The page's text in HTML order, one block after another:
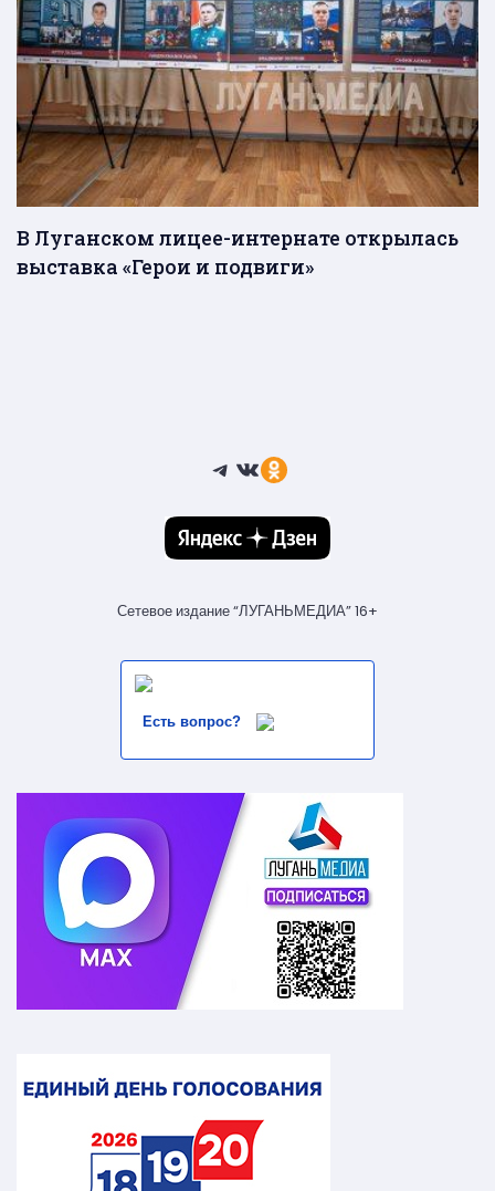
В Луганском лицее-интернате открылась
выставка «Герои и подвиги»
Telegram
ВКонтакте
Ссылка
Сетевое издание “ЛУГАНЬМЕДИА” 16+
Есть вопрос?